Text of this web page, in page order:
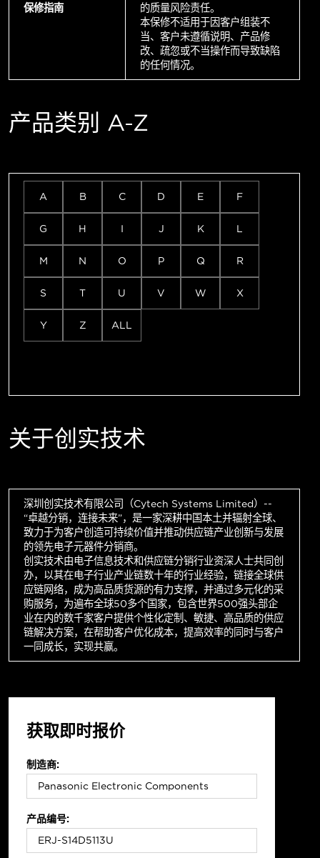
保修指南
的质量风险责任。
本保修不适用于因客户组装不
当、客户未遵循说明、产品修
改、疏忽或不当操作而导致缺陷
的任何情况。
产品类别 A-Z
A B C D E F
G H I J K L
M N O P Q R
S T U V W X
Y Z ALL
关于创实技术
深圳创实技术有限公司（Cytech Systems Limited）--
“卓越分销，连接未来”，是一家深耕中国本土并辐射全球、
致力于为客户创造可持续价值并推动供应链产业创新与发展
的领先电子元器件分销商。
创实技术由电子信息技术和供应链分销行业资深人士共同创
办，以其在电子行业产业链数十年的行业经验，链接全球供
应链网络，成为高品质货源的有力支撑，并通过多元化的采
购服务，为遍布全球50多个国家，包含世界500强头部企
业在内的数千家客户提供个性化定制、敏捷、高品质的供应
链解决方案，在帮助客户优化成本，提高效率的同时与客户
一同成长，实现共赢。
获取即时报价
制造商:
产品编号: